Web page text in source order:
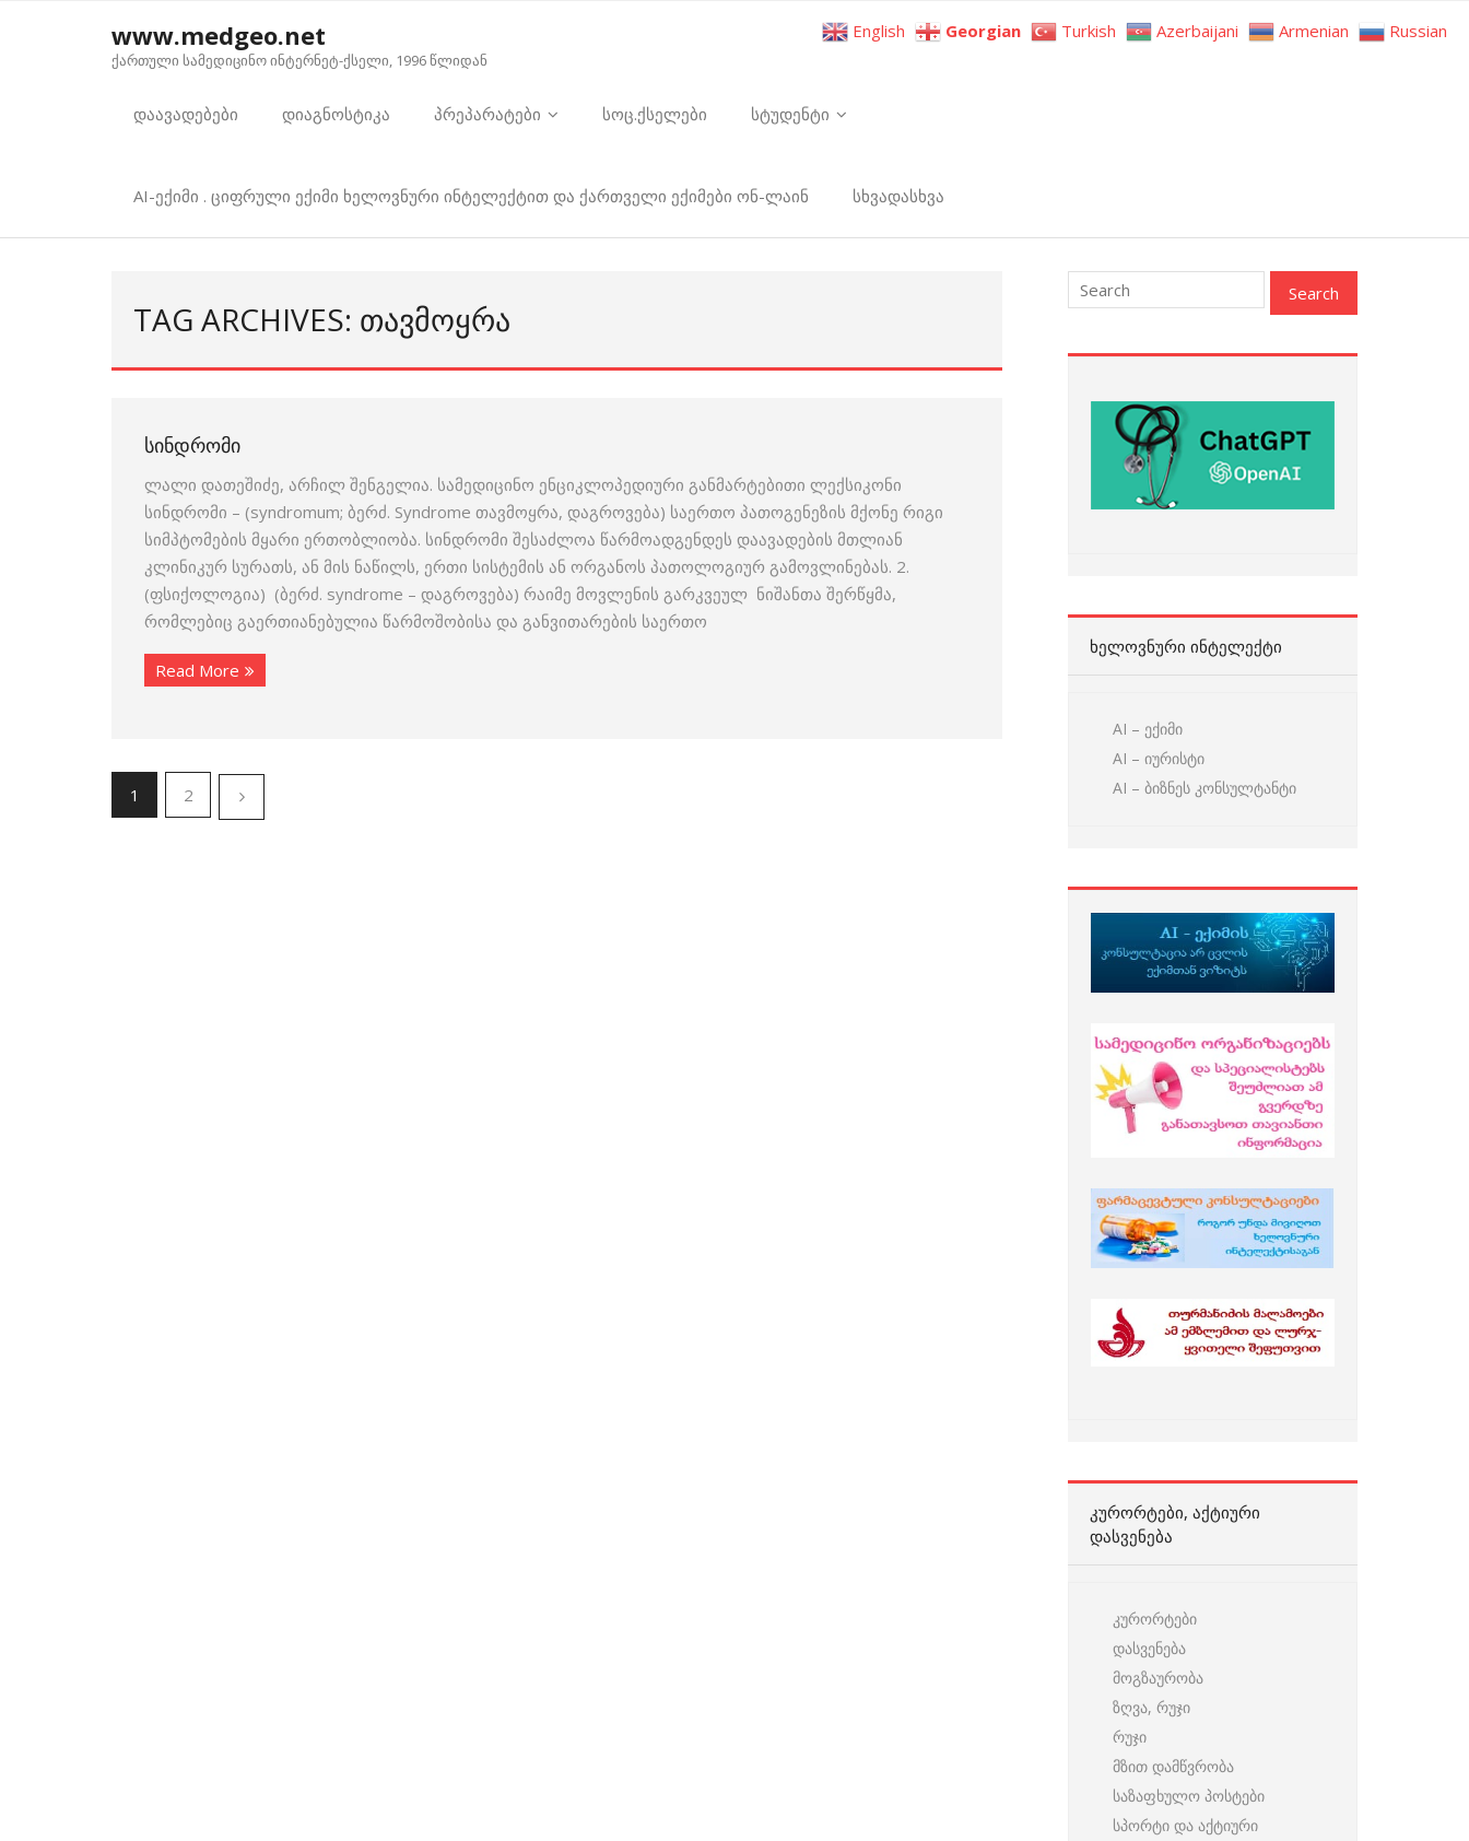
www.medgeo.net
ქართული სამედიცინო ინტერნეტ-ქსელი, 1996 წლიდან
დაავადებები დიაგნოსტიკა პრეპარატები სოც.ქსელები სტუდენტი
AI-ექიმი . ციფრული ექიმი ხელოვნური ინტელექტით და ქართველი ექიმები ონ-ლაინ სხვადასხვა
TAG ARCHIVES: ᲗᲐᲕᲛᲝᲧᲠᲐ
ᲡᲘᲜᲓᲠᲝᲛᲘ
ლალი დათეშიძე, არჩილ შენგელია. სამედიცინო ენციკლოპედიური განმარტებითი ლექსიკონი
სინდრომი – (syndromum; ბერძ. Syndrome თავმოყრა, დაგროვება) საერთო პათოგენეზის მქონე რიგი
სიმპტომების მყარი ერთობლიობა. სინდრომი შესაძლოა წარმოადგენდეს დაავადების მთლიან
კლინიკურ სურათს, ან მის ნაწილს, ერთი სისტემის ან ორგანოს პათოლოგიურ გამოვლინებას. 2.
(ფსიქოლოგია) (ბერძ. syndrome – დაგროვება) რაიმე მოვლენის გარკვეულ ნიშანთა შერწყმა,
რომლებიც გაერთიანებულია წარმოშობისა და განვითარების საერთო
Read More
1 2
ᲮᲔᲚᲝᲕᲜᲣᲠᲘ ᲘᲜᲢᲔᲚᲔᲥᲢᲘ
AI – ექიმი
AI – იურისტი
AI – ბიზნეს კონსულტანტი
ᲙᲣᲠᲝᲠᲢᲔᲑᲘ, ᲐᲥᲢᲘᲣᲠᲘ
ᲓᲐᲡᲕᲔᲜᲔᲑᲐ
კურორტები
დასვენება
მოგზაურობა
ზღვა, რუჯი
რუჯი
მზით დამწვრობა
საზაფხულო პოსტები
სპორტი და აქტიური
English Georgian Turkish Azerbaijani Armenian Russian